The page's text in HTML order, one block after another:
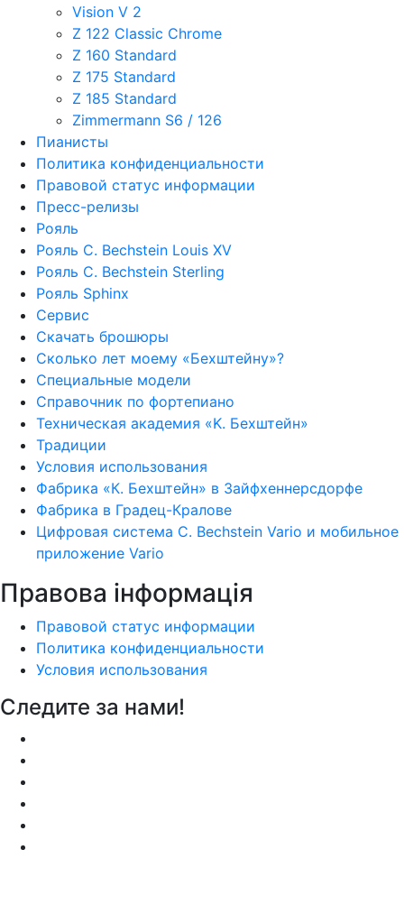
Vision V 2
Z 122 Classic Chrome
Z 160 Standard
Z 175 Standard
Z 185 Standard
Zimmermann S6 / 126
Пианисты
Политика конфиденциальности
Правовой статус информации
Пресс-релизы
Рояль
Рояль C. Bechstein Louis XV
Рояль C. Bechstein Sterling
Рояль Sphinx
Сервис
Скачать брошюры
Сколько лет моему «Бехштейну»?
Специальные модели
Справочник по фортепиано
Техническая академия «K. Бехштейн»
Традиции
Условия использования
Фабрика «К. Бехштейн» в Зайфхеннерсдорфе
Фабрика в Градец-Кралове
Цифровая система C. Bechstein Vario и мобильное
приложение Vario
Правова інформація
Правовой статус информации
Политика конфиденциальности
Условия использования
Следите за нами!